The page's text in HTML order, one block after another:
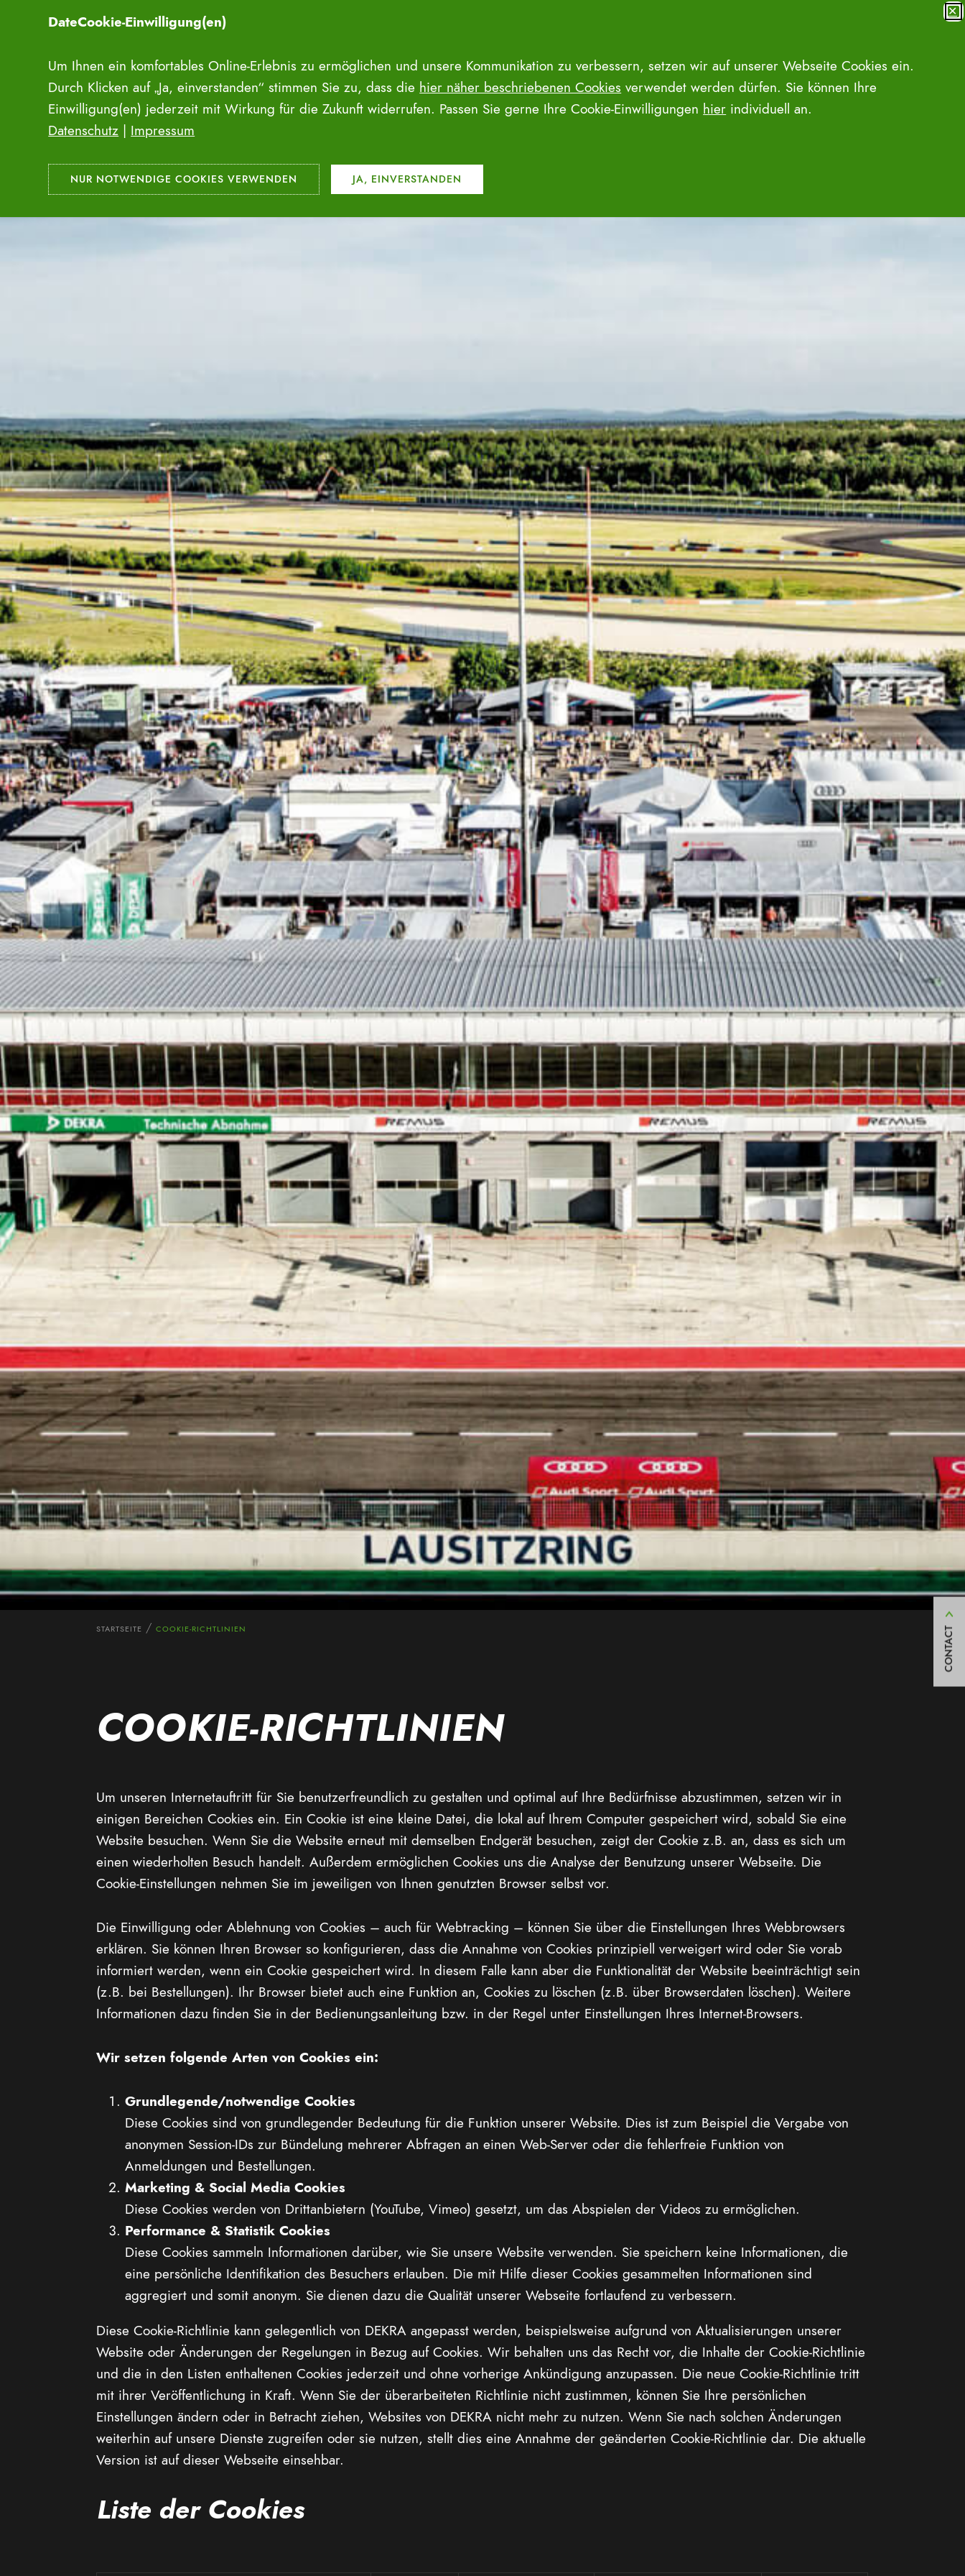
CONTACT
STARTSEITE COOKIE-RICHTLINIEN
COOKIE-RICHTLINIEN
Um unseren Internetauftritt für Sie benutzerfreundlich zu gestalten und optimal auf Ihre Bedürfnisse abzustimmen, setzen wir in
einigen Bereichen Cookies ein. Ein Cookie ist eine kleine Datei, die lokal auf Ihrem Computer gespeichert wird, sobald Sie eine
Website besuchen. Wenn Sie die Website erneut mit demselben Endgerät besuchen, zeigt der Cookie z.B. an, dass es sich um
einen wiederholten Besuch handelt. Außerdem ermöglichen Cookies uns die Analyse der Benutzung unserer Webseite. Die
Cookie-Einstellungen nehmen Sie im jeweiligen von Ihnen genutzten Browser selbst vor.
Die Einwilligung oder Ablehnung von Cookies – auch für Webtracking – können Sie über die Einstellungen Ihres Webbrowsers
erklären. Sie können Ihren Browser so konfigurieren, dass die Annahme von Cookies prinzipiell verweigert wird oder Sie vorab
informiert werden, wenn ein Cookie gespeichert wird. In diesem Falle kann aber die Funktionalität der Website beeinträchtigt sein
(z.B. bei Bestellungen). Ihr Browser bietet auch eine Funktion an, Cookies zu löschen (z.B. über Browserdaten löschen). Weitere
Informationen dazu finden Sie in der Bedienungsanleitung bzw. in der Regel unter Einstellungen Ihres Internet-Browsers.
Wir setzen folgende Arten von Cookies ein:
Grundlegende/notwendige Cookies
Diese Cookies sind von grundlegender Bedeutung für die Funktion unserer Website. Dies ist zum Beispiel die Vergabe von
anonymen Session-IDs zur Bündelung mehrerer Abfragen an einen Web-Server oder die fehlerfreie Funktion von
Anmeldungen und Bestellungen.
Marketing & Social Media Cookies
Diese Cookies werden von Drittanbietern (YouTube, Vimeo) gesetzt, um das Abspielen der Videos zu ermöglichen.
Performance & Statistik Cookies
Diese Cookies sammeln Informationen darüber, wie Sie unsere Website verwenden. Sie speichern keine Informationen, die
eine persönliche Identifikation des Besuchers erlauben. Die mit Hilfe dieser Cookies gesammelten Informationen sind
aggregiert und somit anonym. Sie dienen dazu die Qualität unserer Webseite fortlaufend zu verbessern.
Diese Cookie-Richtlinie kann gelegentlich von DEKRA angepasst werden, beispielsweise aufgrund von Aktualisierungen unserer
Website oder Änderungen der Regelungen in Bezug auf Cookies. Wir behalten uns das Recht vor, die Inhalte der Cookie-Richtlinie
und die in den Listen enthaltenen Cookies jederzeit und ohne vorherige Ankündigung anzupassen. Die neue Cookie-Richtlinie tritt
mit ihrer Veröffentlichung in Kraft. Wenn Sie der überarbeiteten Richtlinie nicht zustimmen, können Sie Ihre persönlichen
Einstellungen ändern oder in Betracht ziehen, Websites von DEKRA nicht mehr zu nutzen. Wenn Sie nach solchen Änderungen
weiterhin auf unsere Dienste zugreifen oder sie nutzen, stellt dies eine Annahme der geänderten Cookie-Richtlinie dar. Die aktuelle
Version ist auf dieser Webseite einsehbar.
Liste der Cookies
✕
DateCookie-Einwilligung(en)
Um Ihnen ein komfortables Online-Erlebnis zu ermöglichen und unsere Kommunikation zu verbessern, setzen wir auf unserer Webseite Cookies ein.
Durch Klicken auf „Ja, einverstanden“ stimmen Sie zu, dass die hier näher beschriebenen Cookies verwendet werden dürfen. Sie können Ihre
Einwilligung(en) jederzeit mit Wirkung für die Zukunft widerrufen. Passen Sie gerne Ihre Cookie-Einwilligungen hier individuell an.
Datenschutz | Impressum